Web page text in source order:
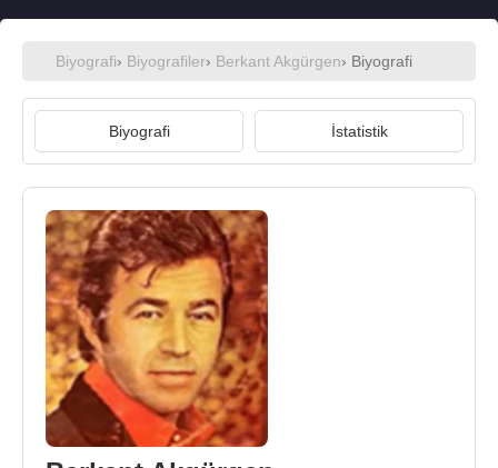
Biyografi› Biyografiler› Berkant Akgürgen› Biyografi
Biyografi İstatistik